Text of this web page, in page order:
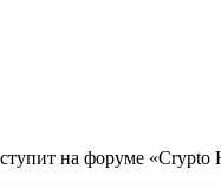
на форуме «Crypto